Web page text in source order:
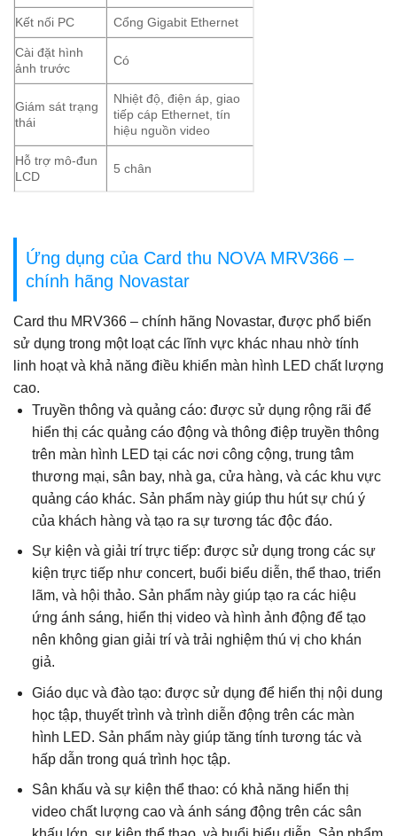
Kết nối PC Cổng Gigabit Ethernet
Cài đặt hình
ảnh trước
Có
Giám sát trạng
thái
Nhiệt độ, điện áp, giao
tiếp cáp Ethernet, tín
hiệu nguồn video
Hỗ trợ mô-đun
LCD
5 chân
Ứng dụng của Card thu NOVA MRV366 –
chính hãng Novastar
Card thu MRV366 – chính hãng Novastar, được phổ biến
sử dụng trong một loạt các lĩnh vực khác nhau nhờ tính
linh hoạt và khả năng điều khiển màn hình LED chất lượng
cao.
Truyền thông và quảng cáo: được sử dụng rộng rãi để
hiển thị các quảng cáo động và thông điệp truyền thông
trên màn hình LED tại các nơi công cộng, trung tâm
thương mại, sân bay, nhà ga, cửa hàng, và các khu vực
quảng cáo khác. Sản phẩm này giúp thu hút sự chú ý
của khách hàng và tạo ra sự tương tác độc đáo.
Sự kiện và giải trí trực tiếp: được sử dụng trong các sự
kiện trực tiếp như concert, buổi biểu diễn, thể thao, triển
lãm, và hội thảo. Sản phẩm này giúp tạo ra các hiệu
ứng ánh sáng, hiển thị video và hình ảnh động để tạo
nên không gian giải trí và trải nghiệm thú vị cho khán
giả.
Giáo dục và đào tạo: được sử dụng để hiển thị nội dung
học tập, thuyết trình và trình diễn động trên các màn
hình LED. Sản phẩm này giúp tăng tính tương tác và
hấp dẫn trong quá trình học tập.
Sân khấu và sự kiện thể thao: có khả năng hiển thị
video chất lượng cao và ánh sáng động trên các sân